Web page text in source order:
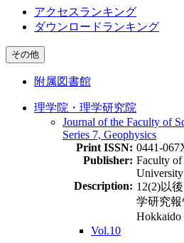
アクセスランキング
ダウンロードランキング
その他
附属図書館
理学院・理学研究院
Journal of the Faculty of
Series 7, Geophysics
Print ISSN: 0441-
Publisher: Faculty
University
Description: 12(2)以
学研究報
Vol.10